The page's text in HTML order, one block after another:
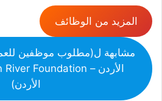
المزيد من الوظائف
مشابهة ل(مطلوب موظفين
الأردن)